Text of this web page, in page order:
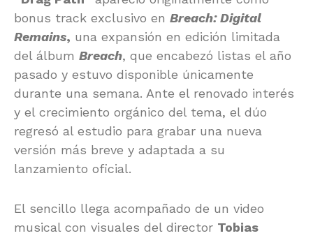
bonus track exclusivo en Breach: Digital
Remains, una expansión en edición limitada
del álbum Breach, que encabezó listas el año
pasado y estuvo disponible únicamente
durante una semana. Ante el renovado interés
y el crecimiento orgánico del tema, el dúo
regresó al estudio para grabar una nueva
versión más breve y adaptada a su
lanzamiento oficial.
El sencillo llega acompañado de un video
musical con visuales del director Tobias